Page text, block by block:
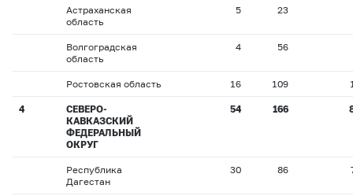
Астраханская
область
5 23
Волгоградская
область
4 56
Ростовская область 16 109
4
СЕВЕРО-
КАВКАЗСКИЙ
ФЕДЕРАЛЬНЫЙ
ОКРУГ
54 166
Республика
Дагестан
30 86